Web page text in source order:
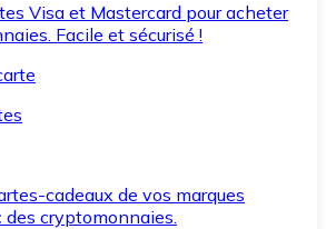
Visa et Mastercard pour acheter
Facile et sécurisé !
cadeaux de vos marques
des cryptomonnaies.